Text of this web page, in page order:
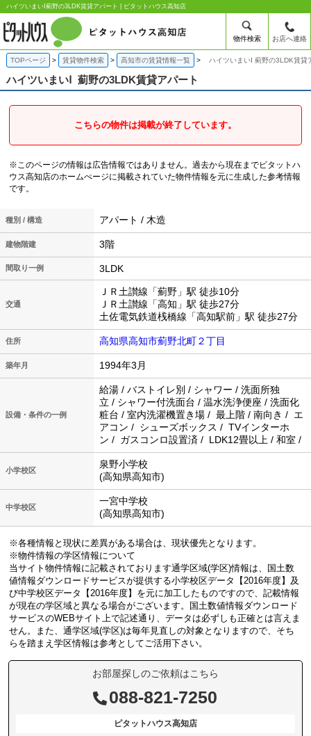
ハイツいまいⅠ薊野の3LDK賃貸アパート | ピタットハウス高知店
物件検索 お店へ連絡
TOPページ 賃貸物件検索 高知市の賃貸情報一覧 ハイツいまいⅠ 薊野の3LDK賃貸
ハイツいまいⅠ 薊野の3LDK賃貸アパート
こちらの物件は掲載が終了しています。
※このページの情報は広告情報ではありません。過去から現在までピタットハ
ウス高知店のホームぺージに掲載されていた物件情報を元に生成した参考情報
です。
種別 / 構造 アパート / 木造
建物階建 3階
間取り一例 3LDK
交通
ＪＲ土讃線「薊野」駅 徒歩10分
ＪＲ土讃線「高知」駅 徒歩27分
土佐電気鉄道桟橋線「高知駅前」駅 徒歩27分
住所 高知県高知市薊野北町２丁目
築年月 1994年3月
設備・条件の一例
給湯 / バストイレ別 / シャワー / 洗面所独
立 / シャワー付洗面台 / 温水洗浄便座 / 洗面化
粧台 / 室内洗濯機置き場 / 最上階 / 南向き / エ
アコン / シューズボックス / TVインターホ
ン / ガスコンロ設置済 / LDK12畳以上 / 和室 /
小学校区
泉野小学校
(高知県高知市)
中学校区
一宮中学校
(高知県高知市)
※各種情報と現状に差異がある場合は、現状優先となります。
※物件情報の学区情報について
当サイト物件情報に記載されております通学区域(学区)情報は、国土数
値情報ダウンロードサービスが提供する小学校区データ【2016年度】及
び中学校区データ【2016年度】を元に加工したものですので、記載情報
が現在の学区域と異なる場合がございます。国土数値情報ダウンロード
サービスのWEBサイト上で記述通り、データは必ずしも正確とは言えま
せん。また、通学区域(学区)は毎年見直しの対象となりますので、そち
らを踏まえ学区情報は参考としてご活用下さい。
お部屋探しのご依頼はこちら
088-821-7250
ピタットハウス高知店